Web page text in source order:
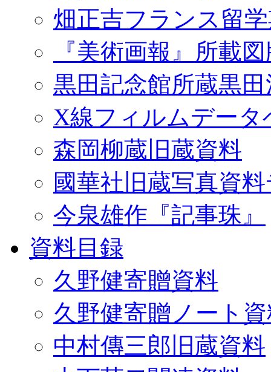
畑正吉フランス留
『美術画報』所載
黒田記念館所蔵黒
X線フィルムデータ
森岡柳蔵旧蔵資料
國華社旧蔵写真資
今泉雄作『記事珠』
資料目録
久野健寄贈資料
久野健寄贈ノート
中村傳三郎旧蔵資料